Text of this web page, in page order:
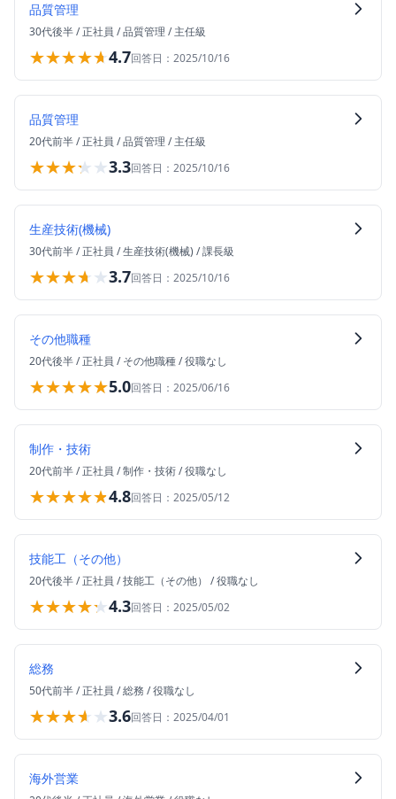
品質管理
30代後半/正社員 /品質管理 /主任級
★★★★★
★★★★★4.7回答日： 2025/10/16
品質管理
20代前半/正社員 /品質管理 /主任級
★★★★★
★★★★★3.3回答日： 2025/10/16
生産技術(機械)
30代前半/正社員 /生産技術(機械) /課長級
★★★★★
★★★★★3.7回答日： 2025/10/16
その他職種
20代後半/正社員 /その他職種/役職なし
★★★★★
★★★★★5.0回答日： 2025/06/16
制作・技術
20代前半/正社員 /制作・技術/役職なし
★★★★★
★★★★★4.8回答日： 2025/05/12
技能工（その他）
20代後半/正社員 /技能工（その他） /役職なし
★★★★★
★★★★★4.3回答日： 2025/05/02
総務
50代前半/正社員 /総務 /役職なし
★★★★★
★★★★★3.6回答日： 2025/04/01
海外営業